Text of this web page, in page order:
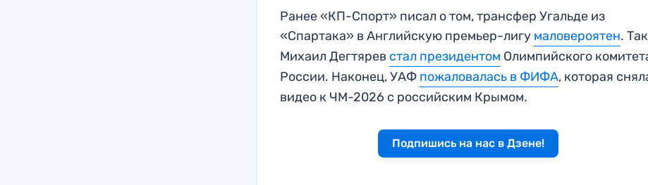
Ранее «КП-Спорт» писал о том, трансфер Угальде из
«Спартака» в Английскую премьер-лигу маловероятен.
Михаил Дегтярев стал президентом Олимпийского
России. Наконец, УАФ пожаловалась в ФИФА, которая
видео к ЧМ-2026 с российским Крымом.
Подпишись на нас в Дзене!